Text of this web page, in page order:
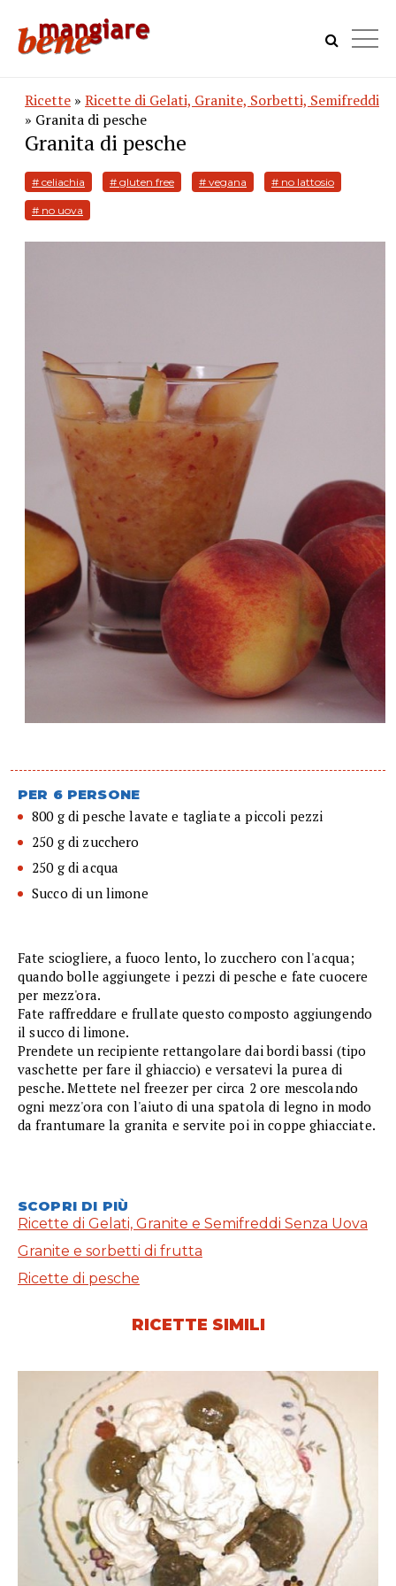
Ricette » Ricette di Gelati, Granite, Sorbetti, Semifreddi
» Granita di pesche
Granita di pesche
# celiachia # gluten free # vegana # no lattosio
# no uova
PER 6 PERSONE
800 g di pesche lavate e tagliate a piccoli pezzi
250 g di zucchero
250 g di acqua
Succo di un limone
Fate sciogliere, a fuoco lento, lo zucchero con l'acqua;
quando bolle aggiungete i pezzi di pesche e fate cuocere
per mezz'ora.
Fate raffreddare e frullate questo composto aggiungendo
il succo di limone.
Prendete un recipiente rettangolare dai bordi bassi (tipo
vaschette per fare il ghiaccio) e versatevi la purea di
pesche. Mettete nel freezer per circa 2 ore mescolando
ogni mezz'ora con l'aiuto di una spatola di legno in modo
da frantumare la granita e servite poi in coppe ghiacciate.
SCOPRI DI PIÙ
Ricette di Gelati, Granite e Semifreddi Senza Uova
Granite e sorbetti di frutta
Ricette di pesche
RICETTE SIMILI